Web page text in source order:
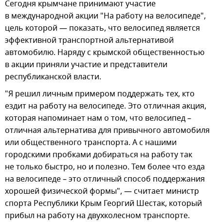
Сегодня крымчане принимают участие
в международной акции "На работу на велосипеде",
цель которой — показать, что велосипед является
эффективной транспортной альтернативой
автомобилю. Наряду с крымской общественностью
в акции приняли участие и представители
республиканской власти.
"Я решил личным примером поддержать тех, кто
ездит на работу на велосипеде. Это отличная акция,
которая напоминает нам о том, что велосипед –
отличная альтернатива для привычного автомобиля
или общественного транспорта. А с нашими
городскими пробками добираться на работу так
не только быстро, но и полезно. Тем более что езда
на велосипеде – это отличный способ поддержания
хорошей физической формы", — считает министр
спорта Республики Крым Георгий Шестак, который
прибыл на работу на двухколесном транспорте.